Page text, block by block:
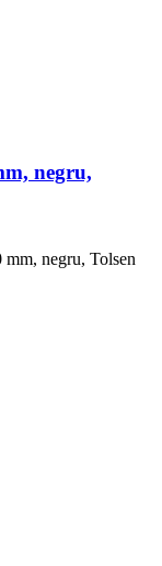
negru,
negru, Tolsen